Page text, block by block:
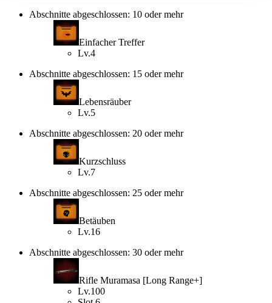
Abschnitte abgeschlossen: 10 oder mehr
Einfacher Treffer
Lv.4
Abschnitte abgeschlossen: 15 oder mehr
Lebensräuber
Lv.5
Abschnitte abgeschlossen: 20 oder mehr
Kurzschluss
Lv.7
Abschnitte abgeschlossen: 25 oder mehr
Betäuben
Lv.16
Abschnitte abgeschlossen: 30 oder mehr
Rifle Muramasa [Long Range+]
Lv.100